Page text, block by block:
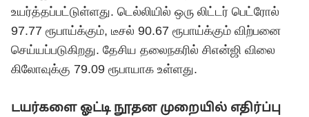
உயர்த்தப்பட்டுள்ளது. டெல்லியில் ஒரு லிட்டர் பெட்ரோல்
97.77 ரூபாய்க்கும், டீசல் 90.67 ரூபாய்க்கும் விற்பனை
செய்யப்படுகிறது. தேசிய தலைநகரில் சிஎன்ஜி விலை
கிலோவுக்கு 79.09 ரூபாயாக உள்ளது.
டயர்களை ஓட்டி நூதன முறையில் எதிர்ப்பு